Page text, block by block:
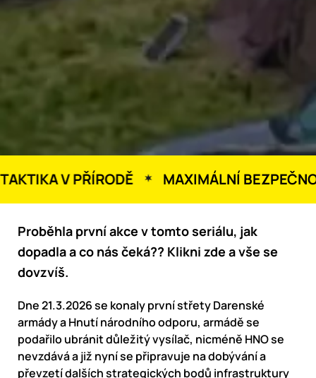
V PŘÍRODĚ MAXIMÁLNÍ BEZPEČNOST
Proběhla první akce v tomto seriálu, jak
dopadla a co nás čeká?? Klikni zde a vše se
dovzvíš.
Dne 21.3.2026 se konaly první střety Darenské
armády a Hnutí národního odporu, armádě se
podařilo ubránit důležitý vysílač, nicméně HNO se
nevzdává a již nyní se připravuje na dobývání a
převzetí dalších strategických bodů infrastruktury